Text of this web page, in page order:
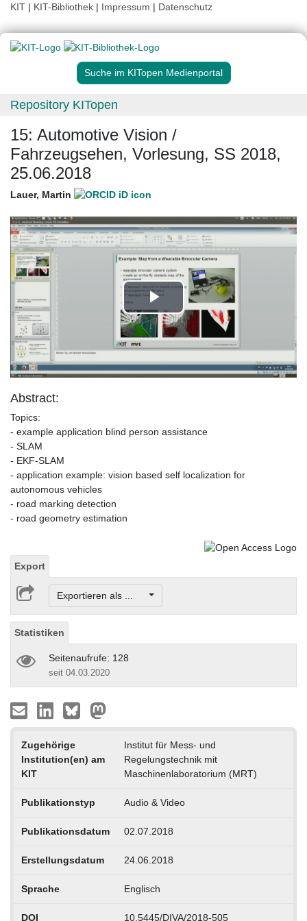
KIT | KIT-Bibliothek | Impressum | Datenschutz
Suche im KITopen Medienportal
Repository KITopen
15: Automotive Vision /
Fahrzeugsehen, Vorlesung, SS 2018,
25.06.2018
Lauer, Martin
Play
Video
Abstract:
Topics:
- example application blind person assistance
- SLAM
- EKF-SLAM
- application example: vision based self localization for
autonomous vehicles
- road marking detection
- road geometry estimation
Export
Exportieren als ...
Statistiken
Seitenaufrufe: 128
seit 04.03.2020
Zugehörige
Institution(en) am
KIT
Institut für Mess- und
Regelungstechnik mit
Maschinenlaboratorium (MRT)
Publikationstyp Audio & Video
Publikationsdatum 02.07.2018
Erstellungsdatum 24.06.2018
Sprache Englisch
DOI 10.5445/DIVA/2018-505